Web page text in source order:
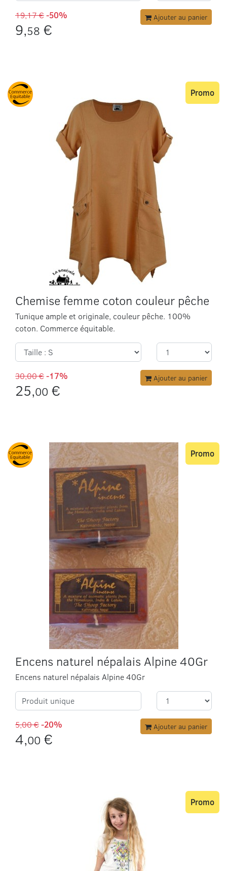
19,17 €-50%
9,58 €
Ajouter au panier
Chemise femme coton couleur pêche
Tunique ample et originale, couleur pêche. 100%
coton. Commerce équitable.
Promo
30,00 €-17%
25,00 €
Ajouter au panier
Encens naturel népalais Alpine 40Gr
Encens naturel népalais Alpine 40Gr
Promo
Produit unique
5,00 €-20%
4,00 €
Ajouter au panier
Promo